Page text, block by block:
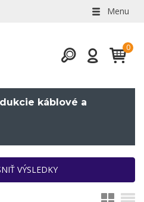
Menu
káblové a
VÝSLEDKY